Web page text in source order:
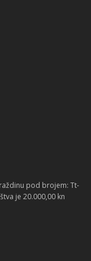
pod brojem: Tt-
je 20.000,00 kn